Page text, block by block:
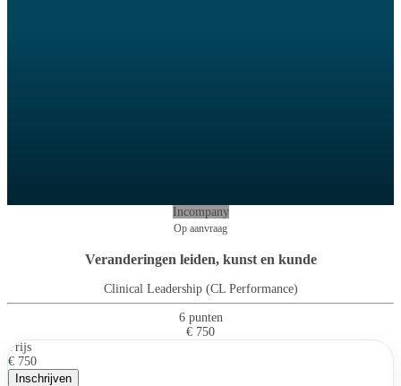
Incompany
Op aanvraag
Veranderingen leiden, kunst en kunde
Clinical Leadership (CL Performance)
6 punten
€ 750
Prijs
€ 750
Inschrijven